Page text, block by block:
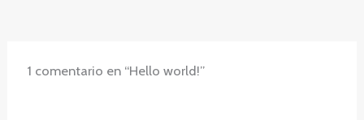
1 comentario en “Hello world!”